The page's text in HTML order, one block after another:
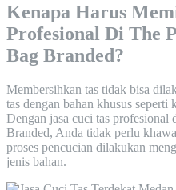
Kenapa Harus
Profesional Di The
Bag Branded?
Membersihkan tas tidak bisa
tas dengan bahan khusus seperti
Dengan jasa cuci tas profesional
Branded, Anda tidak perlu
proses pencucian dilakukan
jenis bahan.